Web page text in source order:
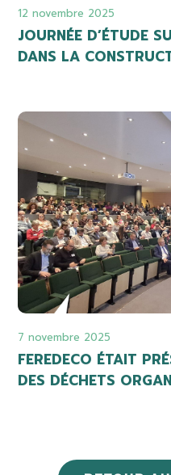
12 novembre 2025
JOURNÉE D’ÉTUDE
DANS LA
7 novembre 2025
FEREDECO ÉTAIT
DES DÉCHETS